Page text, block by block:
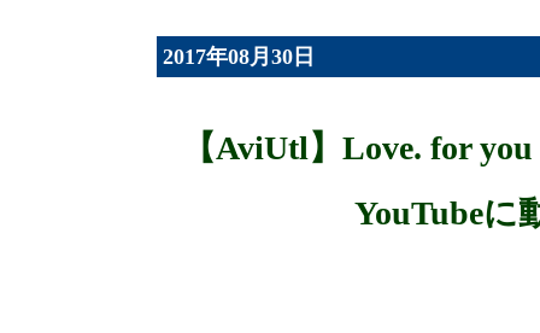
2017年08月30日
【AviUtl】Love. for
YouTubeに